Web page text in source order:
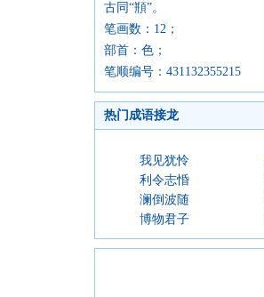
古同“頩”。
笔画数：12；
部首：色；
笔顺编号：431132355215
热门成语接龙
我见犹怜
利令志惛
澜倒波随
博物君子